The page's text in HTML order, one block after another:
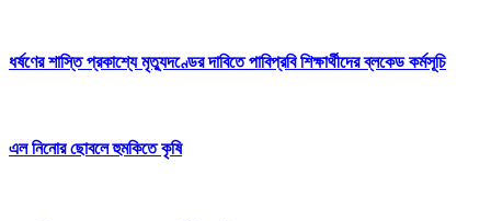
ধর্ষণের শাস্তি প্রকাশ্যে মৃত্যুদণ্ডের দাবিতে ‎পাবিপ্রবি শিক্ষার্থীদের ব্লকেড কর্মসূচি
এল নিনোর ছোবলে হুমকিতে কৃষি